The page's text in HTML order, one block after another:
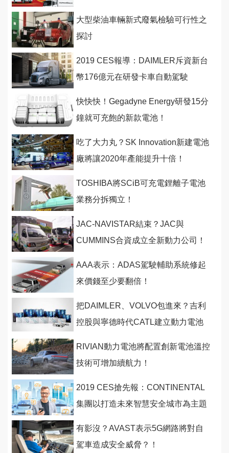
大型柴油車輛新式廢氣檢驗可行性之
探討
2019 CES報導：DAIMLER斥資新台
幣176億元在研發卡車自動駕駛
快快快！Gegadyne Energy研發15分
鐘就可充飽的新款電池！
吃了大力丸？SK Innovation新建電池
廠將讓2020年產能提升十倍！
TOSHIBA將SCiB可充電鋰離子電池
業務分拆獨立！
JAC-NAVISTAR結束？JAC與
CUMMINS合資成立全新動力公司！
AAA表示：ADAS駕駛輔助系統修起
來價錢至少要翻倍！
把DAIMLER、VOLVO包進來？吉利
控股與寧德時代CATL建立動力電池
RIVIAN動力電池將配置創新電池溫控
技術可增加續航力！
2019 CES搶先報：CONTINENTAL
集團以打造未來智慧安全城市為主題
有影沒？AVAST表示5G網路將對自
駕車造成安全威脅？！